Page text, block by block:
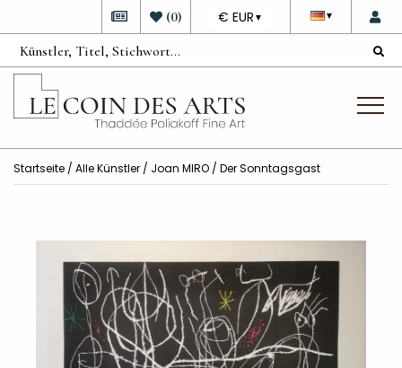
▼
DEVISE
€ EUR ▼
(0)
Startseite / Alle Künstler / Joan MIRO / Der Sonntagsgast